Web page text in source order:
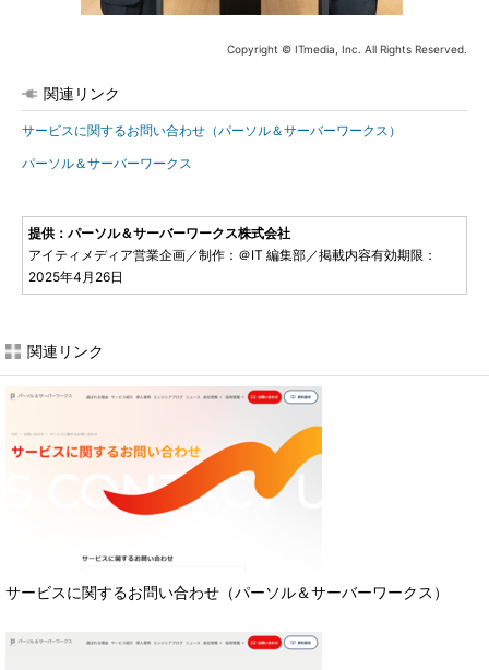
Copyright © ITmedia, Inc. All Rights Reserved.
関連リンク
サービスに関するお問い合わせ（パーソル＆サーバーワークス）
パーソル＆サーバーワークス
提供：パーソル＆サーバーワークス株式会社
アイティメディア営業企画／制作：＠IT 編集部／掲載内容有効期限：
2025年4月26日
関連リンク
サービスに関するお問い合わせ（パーソル＆サーバーワークス）